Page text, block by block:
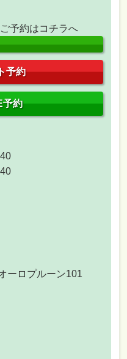
予約はコチラへ
予約
予約
ーロプルーン101